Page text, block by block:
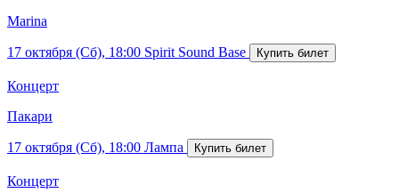
Marina
17 октября (Сб), 18:00 Spirit Sound Base
Концерт
Пакари
17 октября (Сб), 18:00 Лампа
Концерт